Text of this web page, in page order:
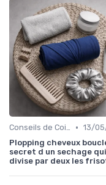
Conseils de Coiffage • 13/
Plopping cheveux
secret d un sechage qui
divise par deux les